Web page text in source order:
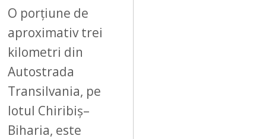
O porțiune de
aproximativ trei
kilometri din
Autostrada
Transilvania, pe
lotul Chiribiș–
Biharia, este